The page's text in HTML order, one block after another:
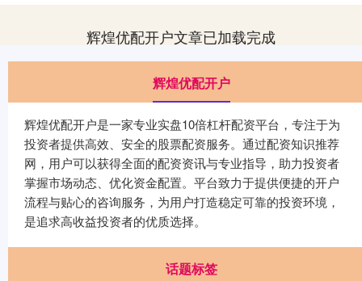
辉煌优配开户文章已加载完成
辉煌优配开户
辉煌优配开户是一家专业实盘10倍杠杆配资平台，专注于为
投资者提供高效、安全的股票配资服务。通过配资知识推荐
网，用户可以获得全面的配资资讯与专业指导，助力投资者
掌握市场动态、优化资金配置。平台致力于提供便捷的开户
流程与贴心的咨询服务，为用户打造稳定可靠的投资环境，
是追求高收益投资者的优质选择。
话题标签